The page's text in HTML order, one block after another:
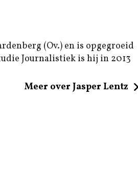
(Ov.) en is opgegroeid
Journalistiek is hij in 2013
Meer over Jasper Lentz